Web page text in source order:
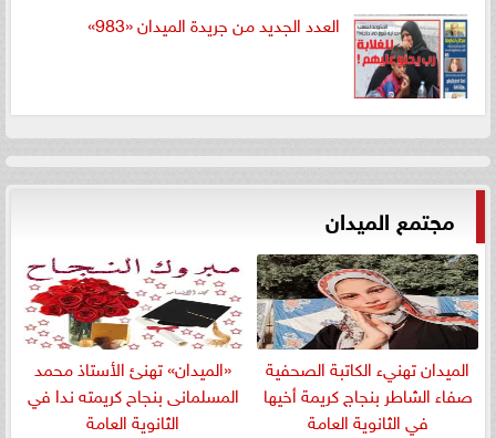
العدد الجديد من جريدة الميدان «983»
مجتمع الميدان
الميدان تهنيء الكاتبة الصحفية
صفاء الشاطر بنجاج كريمة أخيها
في الثانوية العامة
«الميدان» تهنئ الأستاذ محمد
المسلمانى بنجاح كريمته ندا في
الثانوية العامة